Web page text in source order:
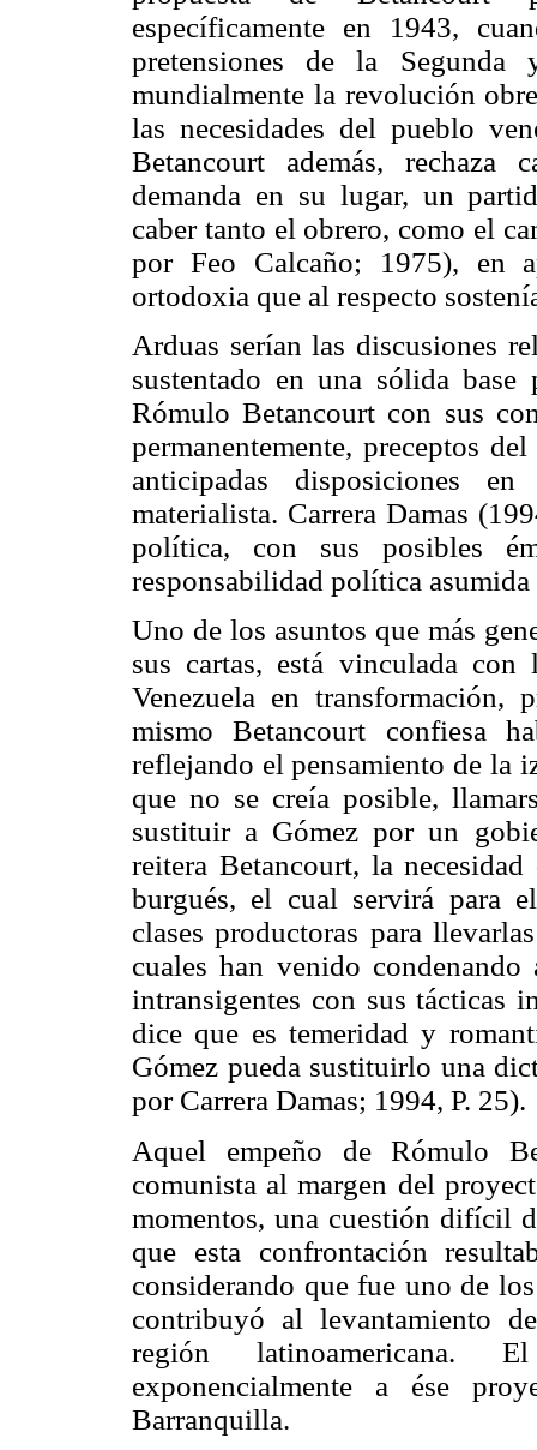
específicamente en 1943,
pretensiones de la
mundialmente la revolución
las necesidades del pueblo
Betancourt además, rechaza
demanda en su lugar, un
caber tanto el obrero, como el
por Feo Calcaño; 1975), en
ortodoxia que al respecto
Arduas serían las discusiones
sustentado en una sólida
Rómulo Betancourt con sus
permanentemente, preceptos
anticipadas disposiciones
materialista. Carrera Damas
política, con sus posibles
responsabilidad política
Uno de los asuntos que más
sus cartas, está vinculada
Venezuela en
mismo Betancourt confiesa
reflejando el pensamiento de la
que no se creía posible,
sustituir a Gómez por un
reitera Betancourt, la
burgués, el cual servirá para
clases productoras para
cuales han venido
intransigentes con sus tácticas
dice que es temeridad y
Gómez pueda sustituirlo una
por Carrera Damas; 1994, P. 25).
Aquel empeño de Rómulo
comunista al margen del
momentos, una cuestión difícil
que esta confrontación
considerando que fue uno de
contribuyó al levantamiento
región latinoamericana.
exponencialmente a ése
Barranquilla.